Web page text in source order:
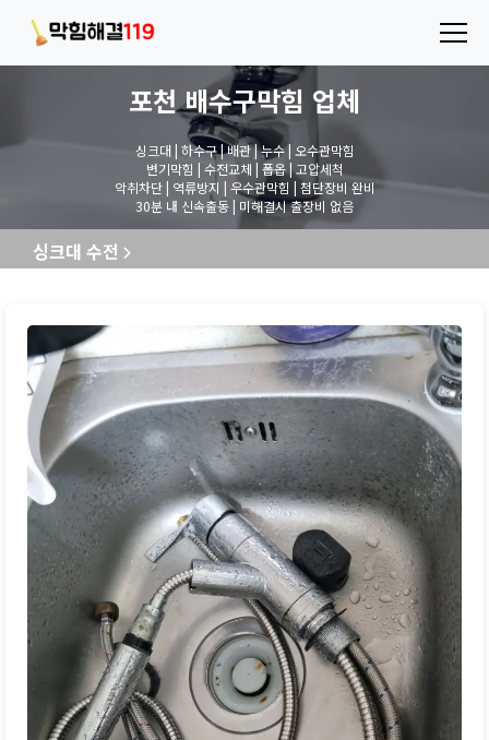
포천 배수구막힘 업체
싱크대 | 하수구 | 배관 | 누수 | 오수관막힘
변기막힘 | 수전교체 | 폽옵 | 고압세척
악취차단 | 역류방지 | 우수관막힘 | 첨단장비 완비
30분 내 신속출동 | 미해결시 출장비 없음
싱크대 수전